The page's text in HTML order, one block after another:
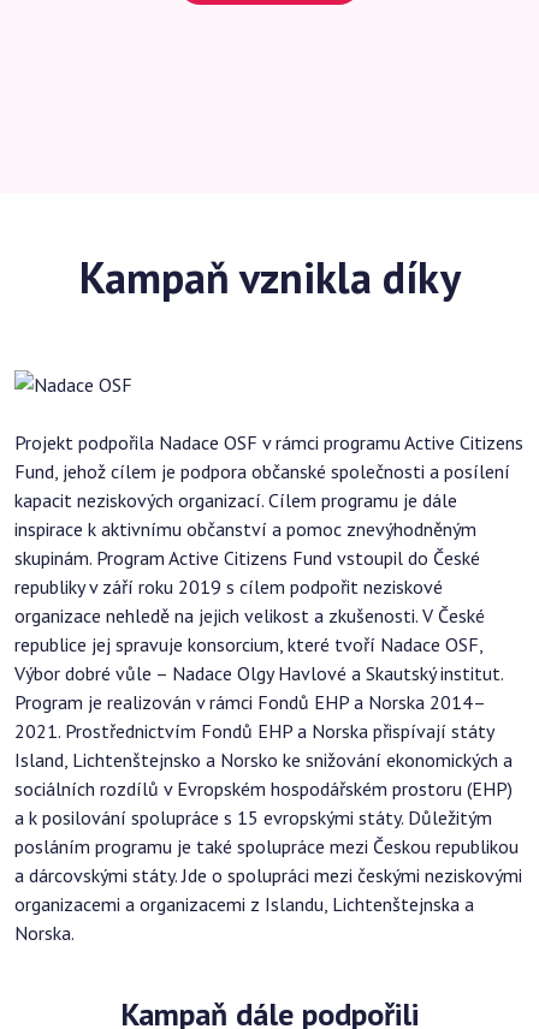
Kampaň vznikla díky
Projekt podpořila Nadace OSF v rámci programu Active Citizens
Fund, jehož cílem je podpora občanské společnosti a posílení
kapacit neziskových organizací. Cílem programu je dále
inspirace k aktivnímu občanství a pomoc znevýhodněným
skupinám. Program Active Citizens Fund vstoupil do České
republiky v září roku 2019 s cílem podpořit neziskové
organizace nehledě na jejich velikost a zkušenosti. V České
republice jej spravuje konsorcium, které tvoří Nadace OSF,
Výbor dobré vůle – Nadace Olgy Havlové a Skautský institut.
Program je realizován v rámci Fondů EHP a Norska 2014–
2021. Prostřednictvím Fondů EHP a Norska přispívají státy
Island, Lichtenštejnsko a Norsko ke snižování ekonomických a
sociálních rozdílů v Evropském hospodářském prostoru (EHP)
a k posilování spolupráce s 15 evropskými státy. Důležitým
posláním programu je také spolupráce mezi Českou republikou
a dárcovskými státy. Jde o spolupráci mezi českými neziskovými
organizacemi a organizacemi z Islandu, Lichtenštejnska a
Norska.
Kampaň dále podpořili